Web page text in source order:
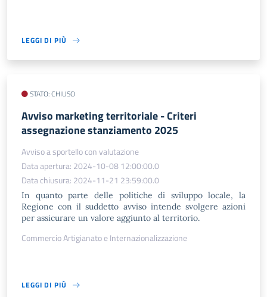
LEGGI DI PIÙ
STATO: CHIUSO
Avviso marketing territoriale - Criteri
assegnazione stanziamento 2025
Avviso a sportello con valutazione
Data apertura: 2024-10-08 12:00:00.0
Data chiusura: 2024-11-21 23:59:00.0
In quanto parte delle politiche di sviluppo locale, la
Regione con il suddetto avviso intende svolgere azioni
per assicurare un valore aggiunto al territorio.
Commercio Artigianato e Internazionalizzazione
LEGGI DI PIÙ